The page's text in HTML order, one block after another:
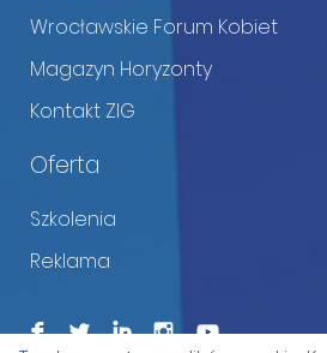
Wrocławskie Forum Kobiet
Magazyn Horyzonty
Kontakt ZIG
Oferta
Szkolenia
Reklama
F L I I